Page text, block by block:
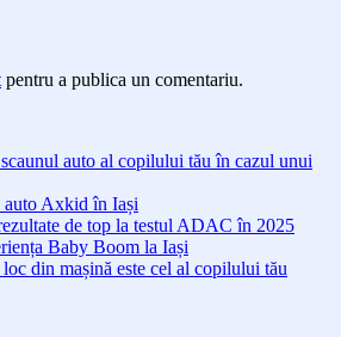
pentru a publica un comentariu.
auto al copilului tău în cazul unui
auto Axkid în Iași
de top la testul ADAC în 2025
Baby Boom la Iași
din mașină este cel al copilului tău